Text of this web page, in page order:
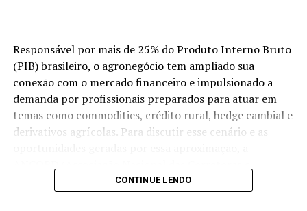
(Foto – Diego Bresani)
TÓPICOS RELACIONADOS
A SEGUIR
Anna Luiza desponta como destaque no cenário do forró
NÃO PERCA
Náutica a marca que mudou a tattoo no Brasil
Responsável por mais de 25% do Produto Interno Bruto
(PIB) brasileiro, o agronegócio tem ampliado sua
conexão com o mercado financeiro e impulsionado a
demanda por profissionais preparados para atuar em
temas como commodities, crédito rural, hedge cambial e
derivativos agrícolas. Para discutir esse cenário e as
Distribuidoras de Títulos e Valores Mobiliários, Câmbio e
CONTINUE LENDO